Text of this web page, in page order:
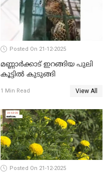
Posted On 21-12-2025
മണ്ണാർക്കാട് ഇറങ്ങിയ പുലി
കൂട്ടിൽ കുടുങ്ങി
1 Min Read View All
Posted On 21-12-2025